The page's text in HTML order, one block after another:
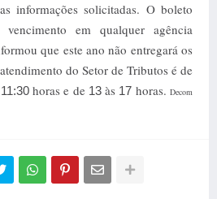
informações solicitadas. O boleto
em qualquer agência
que este ano não entregará os
do Setor de Tributos é de
11:30horas e de 13às 17 horas.Decom